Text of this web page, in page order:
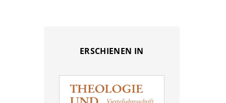
ERSCHIENEN IN